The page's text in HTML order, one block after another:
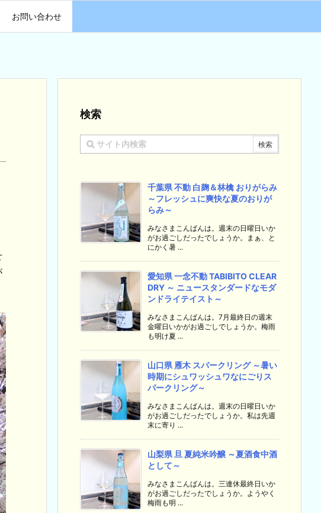
お問い合わせ
検索
千葉県 不動 白麹＆林檎 おりがらみ
～フレッシュに爽快な夏のおりが
らみ～
みなさまこんばんは。週末の日曜日いか
がお過ごしだったでしょうか。まぁ、と
にかく暑 ...
愛知県 一念不動 TABIBITO CLEAR
DRY ～ ニュースタンダードなモダ
ンドライテイスト～
みなさまこんばんは。7月最終日の週末
金曜日いかがお過ごしでしょうか。梅雨
も明け夏 ...
山口県 雁木 スパークリング ～暑い
時期にシュワッシュワなにごりス
パークリング～
みなさまこんばんは。週末の日曜日いか
がお過ごしだったでしょうか。私は先週
末に寄り ...
山梨県 旦 夏純米吟醸 ～夏酒食中酒
として～
みなさまこんばんは。三連休最終日いか
がお過ごしだったでしょうか。ようやく
梅雨も明 ...